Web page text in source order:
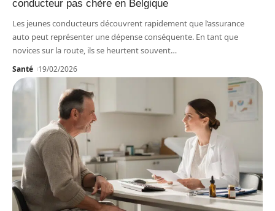
conducteur pas chère en Belgique
Les jeunes conducteurs découvrent rapidement que l’assurance
auto peut représenter une dépense conséquente. En tant que
novices sur la route, ils se heurtent souvent…
Santé 19/02/2026